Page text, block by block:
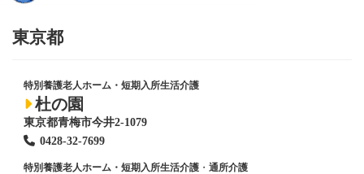
東京都
特別養護老人ホーム・短期入所生活介護
杜の園
東京都青梅市今井2-1079
0428-32-7699
特別養護老人ホーム・短期入所生活介護 ・ 通所介護